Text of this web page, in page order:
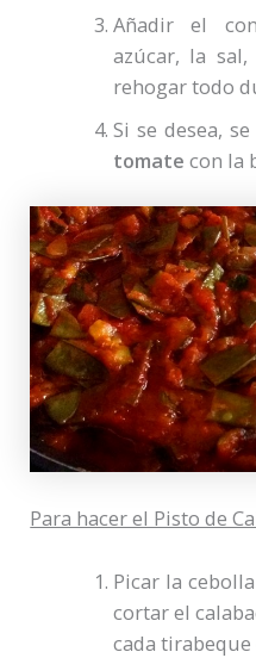
Añadir el
azúcar, la
rehogar todo
Si se desea,
tomate con la
Para hacer el Pisto de
Picar la
cortar el
cada